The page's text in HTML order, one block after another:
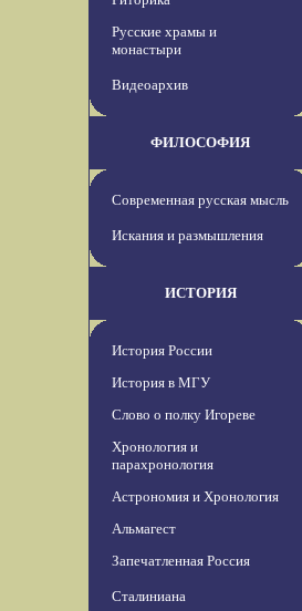
Русские храмы и
монастыри
Видеоархив
ФИЛОСОФИЯ
Современная русская мысль
Искания и размышления
ИСТОРИЯ
История России
История в МГУ
Слово о полку Игореве
Хронология и
парахронология
Астрономия и Хронология
Альмагест
Запечатленная Россия
Сталиниана